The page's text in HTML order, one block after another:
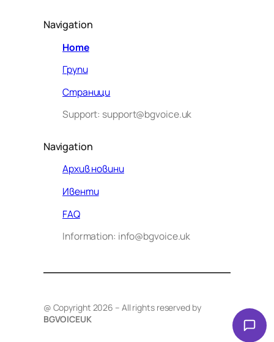
Navigation
Home
Групи
Страници
Support: support@bgvoice.uk
Navigation
Архив новини
Ивенти
FAQ
Information: info@bgvoice.uk
@ Copyright 2026 – All rights reserved by
BGVOICEUK
VOICE UK. С какво мога да